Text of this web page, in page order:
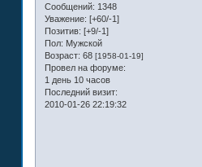
Сообщений: 1348
Уважение: [+60/-1]
Позитив: [+9/-1]
Пол: Мужской
Возраст: 68 [1958-01-19]
Провел на форуме:
1 день 10 часов
Последний визит:
2010-01-26 22:19:32